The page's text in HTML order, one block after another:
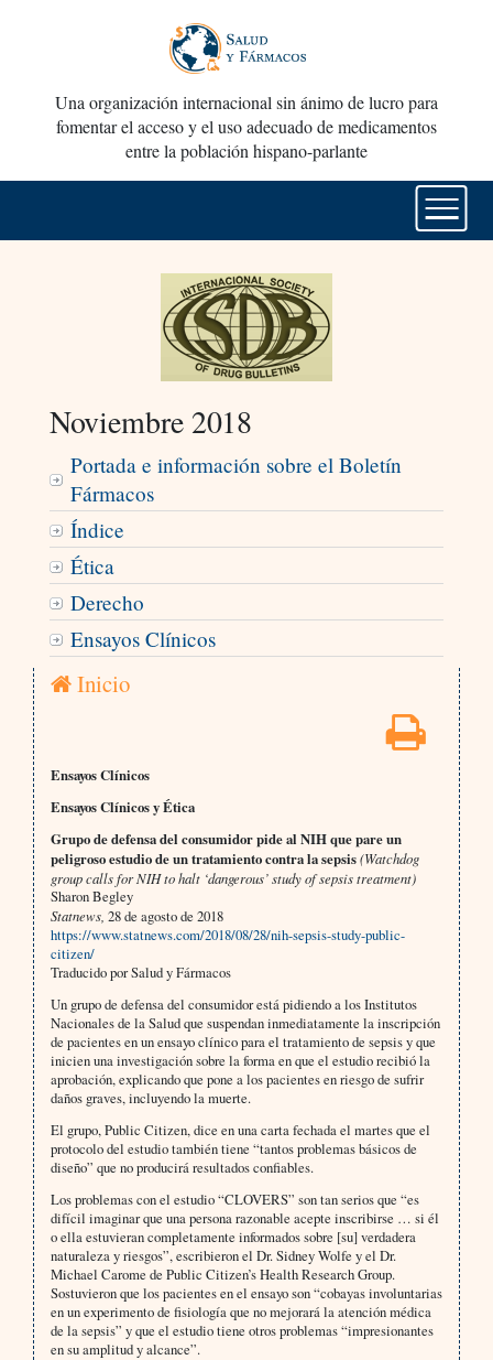
Una organización internacional sin ánimo de lucro para
fomentar el acceso y el uso adecuado de medicamentos
entre la población hispano-parlante
Noviembre 2018
Portada e información sobre el Boletín
Fármacos
Índice
Ética
Derecho
Ensayos Clínicos
Inicio
Ensayos Clínicos
Ensayos Clínicos y Ética
Grupo de defensa del consumidor pide al NIH que pare un
peligroso estudio de un tratamiento contra la sepsis(Watchdog
group calls for NIH to halt ‘dangerous’ study of sepsis treatment)
Sharon Begley
Statnews, 28 de agosto de 2018
https://www.statnews.com/2018/08/28/nih-sepsis-study-public-
citizen/
Traducido por Salud y Fármacos
Un grupo de defensa del consumidor está pidiendo a los Institutos
Nacionales de la Salud que suspendan inmediatamente la inscripción
de pacientes en un ensayo clínico para el tratamiento de sepsis y que
inicien una investigación sobre la forma en que el estudio recibió la
aprobación, explicando que pone a los pacientes en riesgo de sufrir
daños graves, incluyendo la muerte.
El grupo, Public Citizen, dice en una carta fechada el martes que el
protocolo del estudio también tiene “tantos problemas básicos de
diseño” que no producirá resultados confiables.
Los problemas con el estudio “CLOVERS” son tan serios que “es
difícil imaginar que una persona razonable acepte inscribirse … si él
o ella estuvieran completamente informados sobre [su] verdadera
naturaleza y riesgos”, escribieron el Dr. Sidney Wolfe y el Dr.
Michael Carome de Public Citizen’s Health Research Group.
Sostuvieron que los pacientes en el ensayo son “cobayas involuntarias
en un experimento de fisiología que no mejorará la atención médica
de la sepsis” y que el estudio tiene otros problemas “impresionantes
en su amplitud y alcance”.